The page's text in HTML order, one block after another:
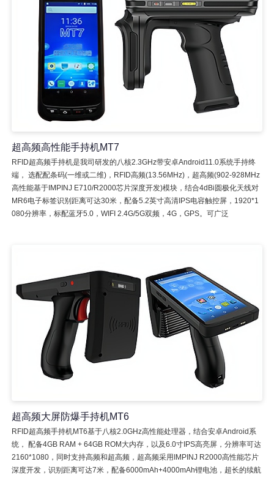
超高频高性能手持机MT7
RFID超高频手持机是我司研发的八核2.3GHz带安卓Android11.0系统手持终
端， 选配配条码(一维或二维)，RFID高频(13.56MHz)，超高频(902-928MHz
高性能基于IMPINJ E710/R2000芯片深度开发)模块，结合4dBi圆极化天线对
MR6电子标签识别距离可达30米，配备5.2英寸高清IPS电容触控屏，1920*1
080分辨率，标配蓝牙5.0，WIFI 2.4G/5G双频，4G，GPS。可广泛
超高频大屏防爆手持机MT6
RFID超高频手持机MT6基于八核2.0GHz高性能处理器，结合安卓Android系
统， 配备4GB RAM + 64GB ROM大内存，以及6.0寸IPS高亮屏，分辨率可达
2160*1080，同时支持高频和超高频，超高频采用IMPINJ R2000高性能芯片
深度开发，识别距离可达7米，配备6000mAh+4000mAh锂电池，超长的续航